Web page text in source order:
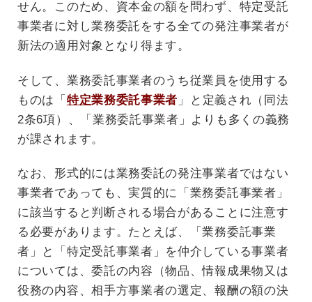
せん。このため、資本金の額を問わず、特定受託
事業者に対し業務委託をする全ての発注事業者が
新法の適用対象となり得ます。
そして、業務委託事業者のうち従業員を使用する
ものは「 特定業務委託事業者 」と定義され（同法
2条6項）、「業務委託事業者」よりも多くの義務
が課されます。
なお、形式的には業務委託の発注事業者ではない
事業者であっても、実質的に「業務委託事業者」
に該当すると判断される場合があることに注意す
る必要があります。たとえば、「業務委託事業
者」と「特定受託事業者」を仲介している事業者
については、委託の内容（物品、情報成果物又は
役務の内容、相手方事業者の選定、報酬の額の決